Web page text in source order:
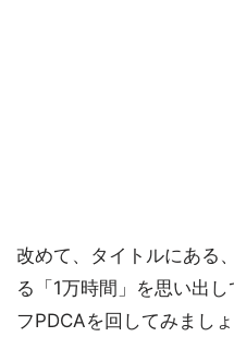
改めて、タイトルにある
る「1万時間」を思い出
フPDCAを回してみましょ